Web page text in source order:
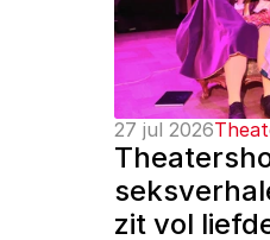
27 jul 2026
zit vol